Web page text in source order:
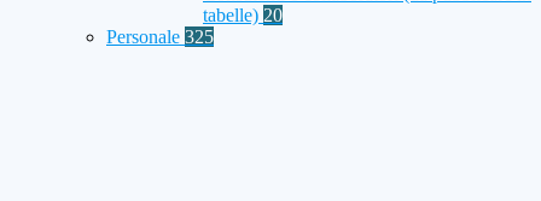
tabelle) 20
Personale 325